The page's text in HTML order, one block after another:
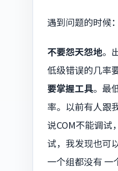
遇到问题的时候：
不要怨天怨地。
低级错误的几率
要掌握工具。最
率。以前有人跟
说COM不能调试
试，我发现也可
一个组都没有 一